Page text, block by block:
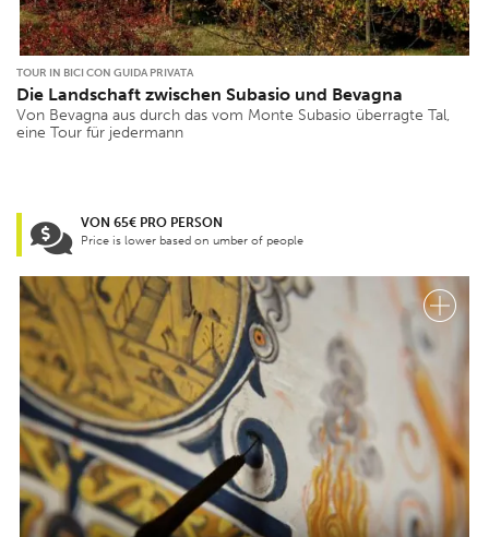
TOUR IN BICI CON GUIDA PRIVATA
Die Landschaft zwischen Subasio und Bevagna
Von Bevagna aus durch das vom Monte Subasio überragte Tal,
eine Tour für jedermann
VON 65€ PRO PERSON
Price is lower based on umber of people